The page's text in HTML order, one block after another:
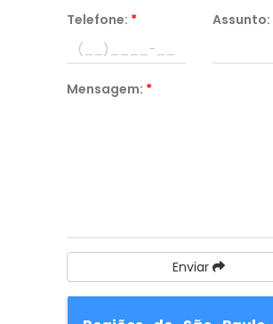
Telefone: * Assunto:
Mensagem: *
Enviar